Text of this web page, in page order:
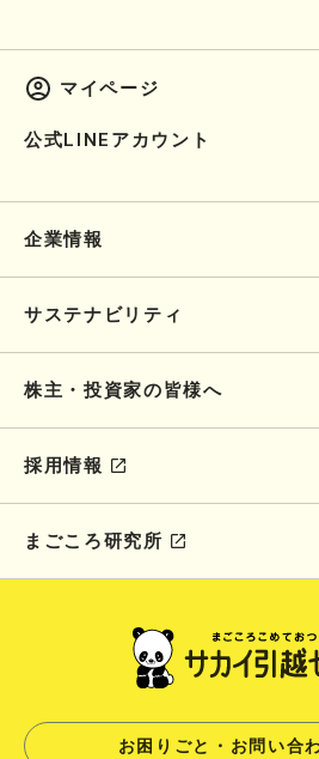
マイページ
公式LINEアカウント
企業情報
サステナビリティ
株主・投資家の皆様へ
採用情報
まごころ研究所
お困りごと・お問い合